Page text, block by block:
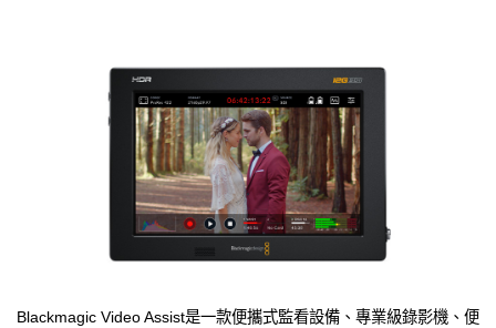
Blackmagic Video Assist是一款便攜式監看設備、專業級錄影機、便